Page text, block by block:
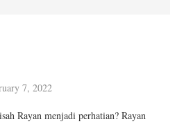
7, 2022
Rayan menjadi perhatian? Rayan